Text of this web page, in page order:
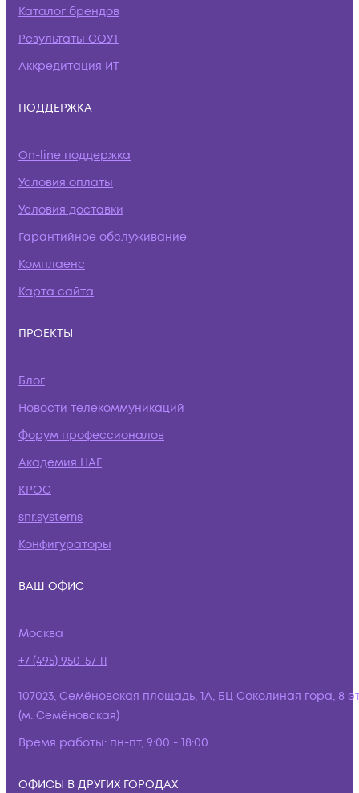
Каталог брендов
Результаты СОУТ
Аккредитация ИТ
ПОДДЕРЖКА
On-line поддержка
Условия оплаты
Условия доставки
Гарантийное обслуживание
Комплаенс
Карта сайта
ПРОЕКТЫ
Блог
Новости телекоммуникаций
Форум профессионалов
Академия НАГ
КРОС
snr.systems
Конфигураторы
ВАШ ОФИС
Москва
+7 (495) 950-57-11
107023, Семёновская площадь, 1А, БЦ Соколиная гора, 8
(м. Семёновская)
Время работы: пн-пт, 9:00 - 18:00
ОФИСЫ В ДРУГИХ ГОРОДАХ